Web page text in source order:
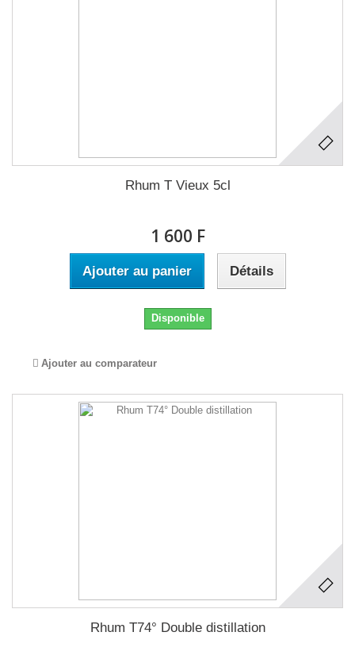
Rhum T Vieux 5cl
1 600 F
Ajouter au panier Détails
Disponible
Ajouter au comparateur
Rhum T74° Double distillation